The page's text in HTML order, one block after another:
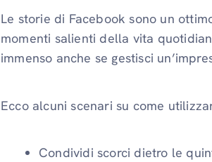
Le storie di Facebook sono un
momenti salienti della vita
immenso anche se gestisci
Ecco alcuni scenari su come
Condividi scorci dietro le